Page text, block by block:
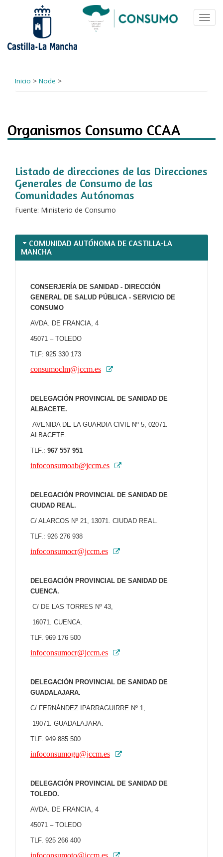
Inicio > Node >
Organismos Consumo CCAA
Listado de direcciones de las Direcciones
Generales de Consumo de las
Comunidades Autónomas
Fuente: Ministerio de Consumo
COMUNIDAD AUTÓNOMA DE CASTILLA-LA
MANCHA
CONSERJERÍA DE SANIDAD - DIRECCIÓN
GENERAL DE SALUD PÚBLICA - SERVICIO DE
CONSUMO
AVDA. DE FRANCIA, 4
45071 – TOLEDO
TLF: 925 330 173
consumoclm@jccm.es
DELEGACIÓN PROVINCIAL DE SANIDAD DE
ALBACETE.
AVENIDA DE LA GUARDIA CIVIL Nº 5, 02071.
ALBACETE
TLF.: 967 557 951
infoconsumoab@jccm.es
DELEGACIÓN PROVINCIAL DE SANIDAD DE
CIUDAD REAL.
C/ ALARCOS Nº 21, 13071. CIUDAD REAL.
TLF.: 926 276 938
infoconsumocr@jccm.es
DELEGACIÓN PROVINCIAL DE SANIDAD DE
CUENCA.
C/ DE LAS TORRES Nº 43,
16071. CUENCA.
TLF. 969 176 500
infoconsumocr@jccm.es
DELEGACIÓN PROVINCIAL DE SANIDAD DE
GUADALAJARA.
C/ FERNÁNDEZ IPARRAGUIRRE Nº 1,
19071. GUADALAJARA.
TLF. 949 885 500
infoconsumogu@jccm.es
DELEGACIÓN PROVINCIAL DE SANIDAD DE
TOLEDO.
AVDA. DE FRANCIA, 4
45071 – TOLEDO
TLF. 925 266 400
infoconsumoto@jccm.es